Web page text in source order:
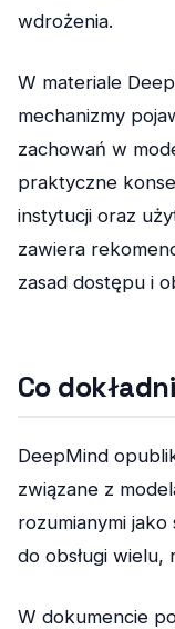
wdrożenia.
W materiale
mechanizmy
zachowań w
praktyczne
instytucji oraz
zawiera
zasad dostępu i
Co
DeepMind
związane z
rozumianymi
do obsługi
W dokumencie